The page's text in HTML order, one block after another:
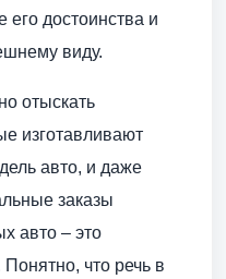
его достоинства и
виду.
отыскать
изготавливают
авто, и даже
заказы
авто – это
Понятно, что речь в